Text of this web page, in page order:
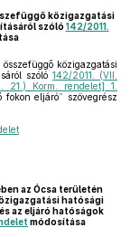
közigazgatási
szóló 142/2011.
közigazgatási
szóló 142/2011. (VII.
21.) Korm. rendelet] 1.
fokon eljáró” szövegrész
az Ócsa területén
hatósági
az eljáró hatóságok
módosítása